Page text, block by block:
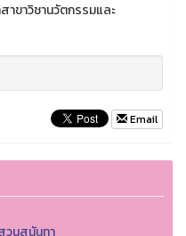
ขาวิชานวัตกรรมและ
Email
วนสุนันทา